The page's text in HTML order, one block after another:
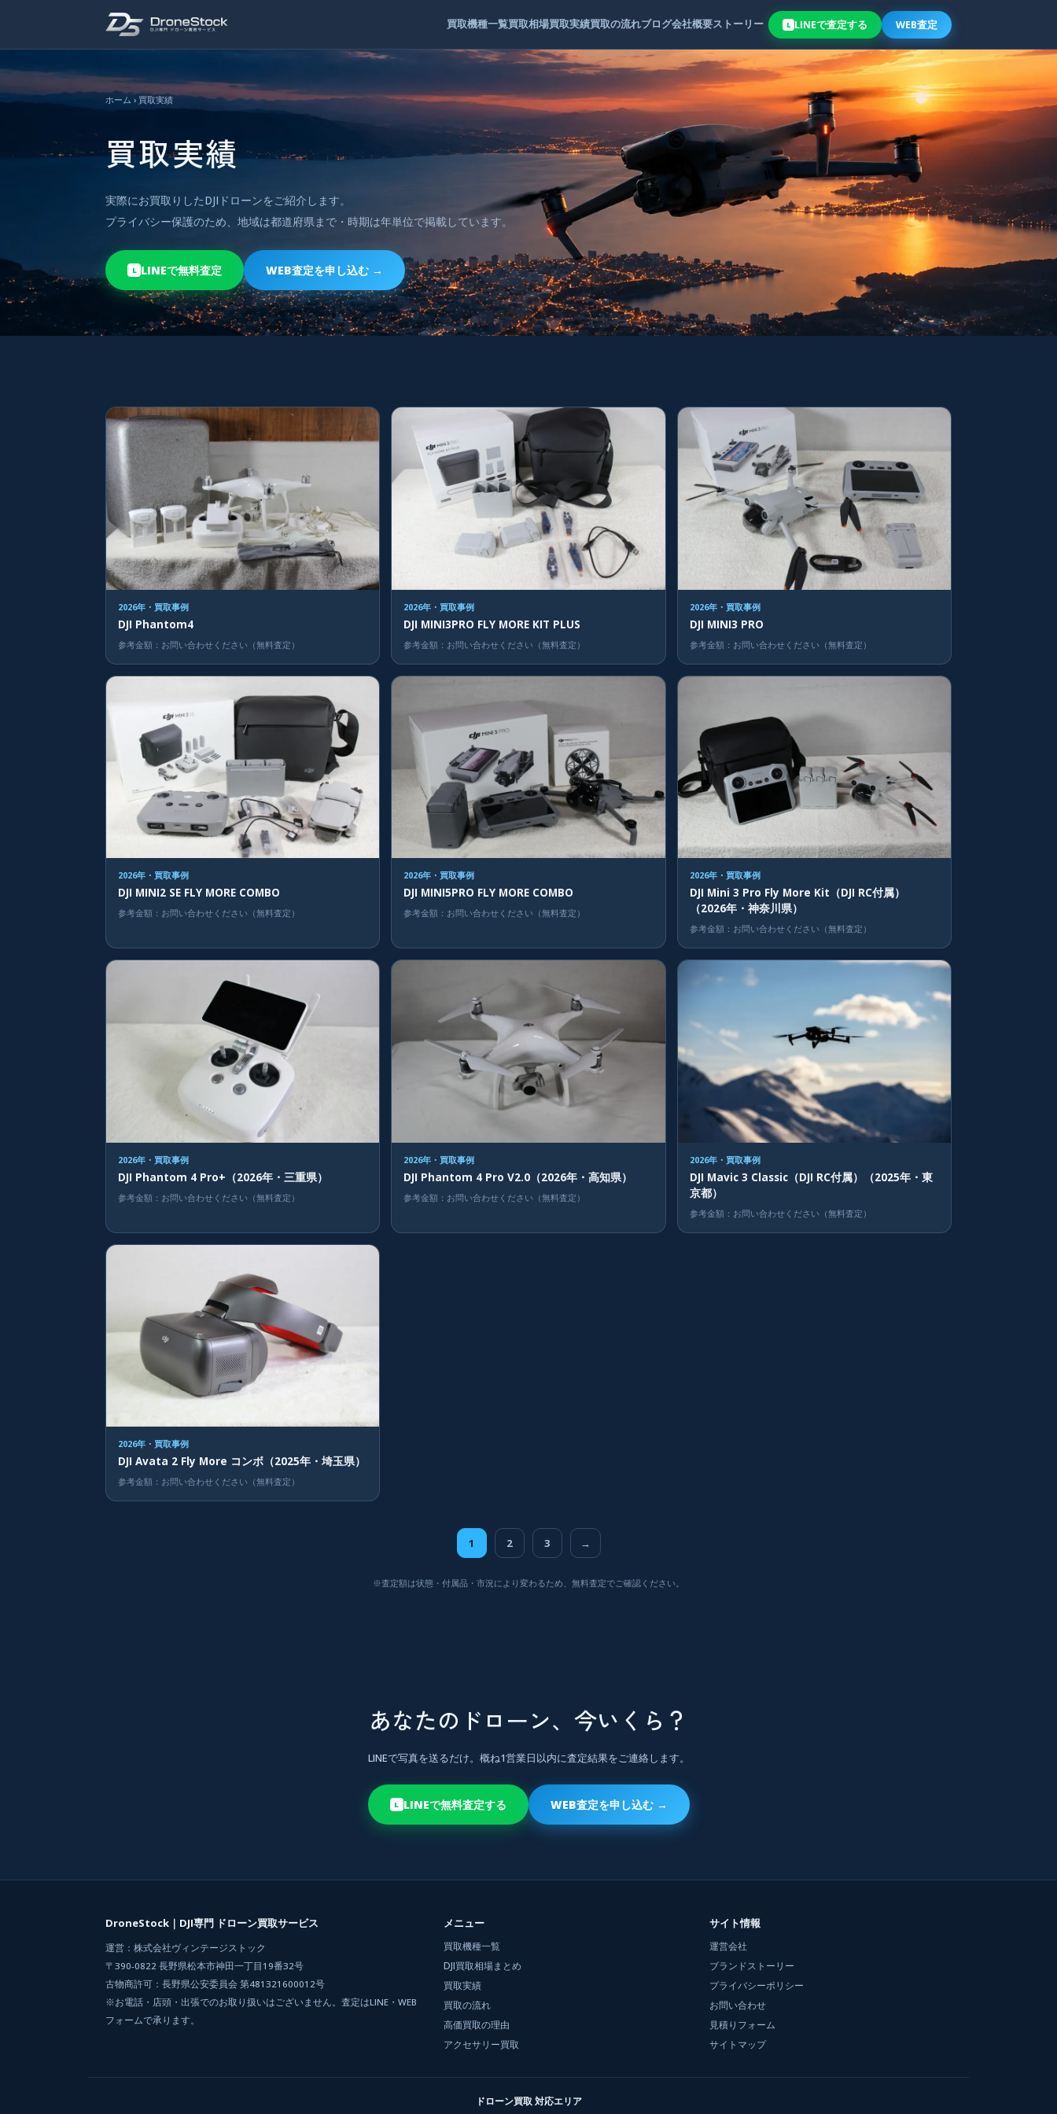
買取機種一覧買取相場買取実績買取の流れブログ会社概要ストーリー L LINEで査定する WEB査定
ホーム › 買取実績
買取実績
実際にお買取りしたDJIドローンをご紹介します。
プライバシー保護のため、地域は都道府県まで・時期は年単位で掲載しています。
L LINEで無料査定 WEB査定を申し込む →
2026年・買取事例
DJI Phantom4
参考金額：お問い合わせください（無料査定）
2026年・買取事例
DJI MINI3PRO FLY MORE KIT PLUS
参考金額：お問い合わせください（無料査定）
2026年・買取事例
DJI MINI3 PRO
参考金額：お問い合わせください（無料査定）
2026年・買取事例
DJI MINI2 SE FLY MORE COMBO
参考金額：お問い合わせください（無料査定）
2026年・買取事例
DJI MINI5PRO FLY MORE COMBO
参考金額：お問い合わせください（無料査定）
2026年・買取事例
DJI Mini 3 Pro Fly More Kit（DJI RC付属）
（2026年・神奈川県）
参考金額：お問い合わせください（無料査定）
2026年・買取事例
DJI Phantom 4 Pro+（2026年・三重県）
参考金額：お問い合わせください（無料査定）
2026年・買取事例
DJI Phantom 4 Pro V2.0（2026年・高知県）
参考金額：お問い合わせください（無料査定）
2026年・買取事例
DJI Mavic 3 Classic（DJI RC付属）（2025年・東
京都）
参考金額：お問い合わせください（無料査定）
2026年・買取事例
DJI Avata 2 Fly More コンボ（2025年・埼玉県）
参考金額：お問い合わせください（無料査定）
1 2 3 →
※査定額は状態・付属品・市況により変わるため、無料査定でご確認ください。
あなたのドローン、今いくら？
LINEで写真を送るだけ。概ね1営業日以内に査定結果をご連絡します。
L LINEで無料査定する WEB査定を申し込む →
DroneStock｜DJI専門 ドローン買取サービス
運営：株式会社ヴィンテージストック
〒390-0822 長野県松本市神田一丁目19番32号
古物商許可：長野県公安委員会 第481321600012号
※お電話・店頭・出張でのお取り扱いはございません。査定はLINE・WEB
フォームで承ります。
メニュー
買取機種一覧
DJI買取相場まとめ
買取実績
買取の流れ
高価買取の理由
アクセサリー買取
サイト情報
運営会社
ブランドストーリー
プライバシーポリシー
お問い合わせ
見積りフォーム
サイトマップ
ドローン買取 対応エリア